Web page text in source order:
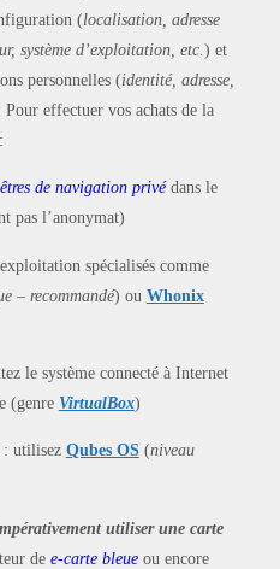
(localisation, adresse
système d’exploitation, etc. ) et
personnelles (identité, adresse,
Pour effectuer vos achats de la
de navigation privédans le
pas l’anonymat)
spécialisés comme
– recommandé) ou Whonix
le système connecté à Internet
(genre VirtualBox)
utilisez Qubes OS(niveau
utiliser une carte
de e-carte bleueou encore